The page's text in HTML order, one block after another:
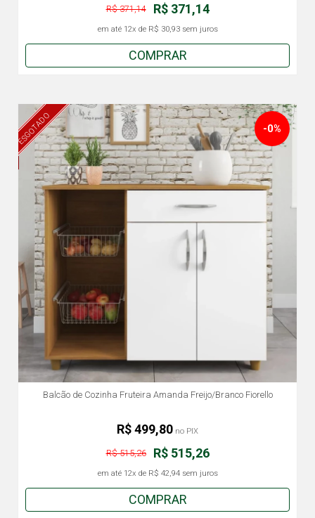
R$ 371,14
R$ 371,14
em até 12x de R$ 30,93sem juros
COMPRAR
ESGOTADO
Balcão de Cozinha Fruteira Amanda Freijo/Branco Fiorello
-0%
R$ 515,26
R$ 515,26
em até 12x de R$ 42,94sem juros
R$ 499,80 no PIX
COMPRAR